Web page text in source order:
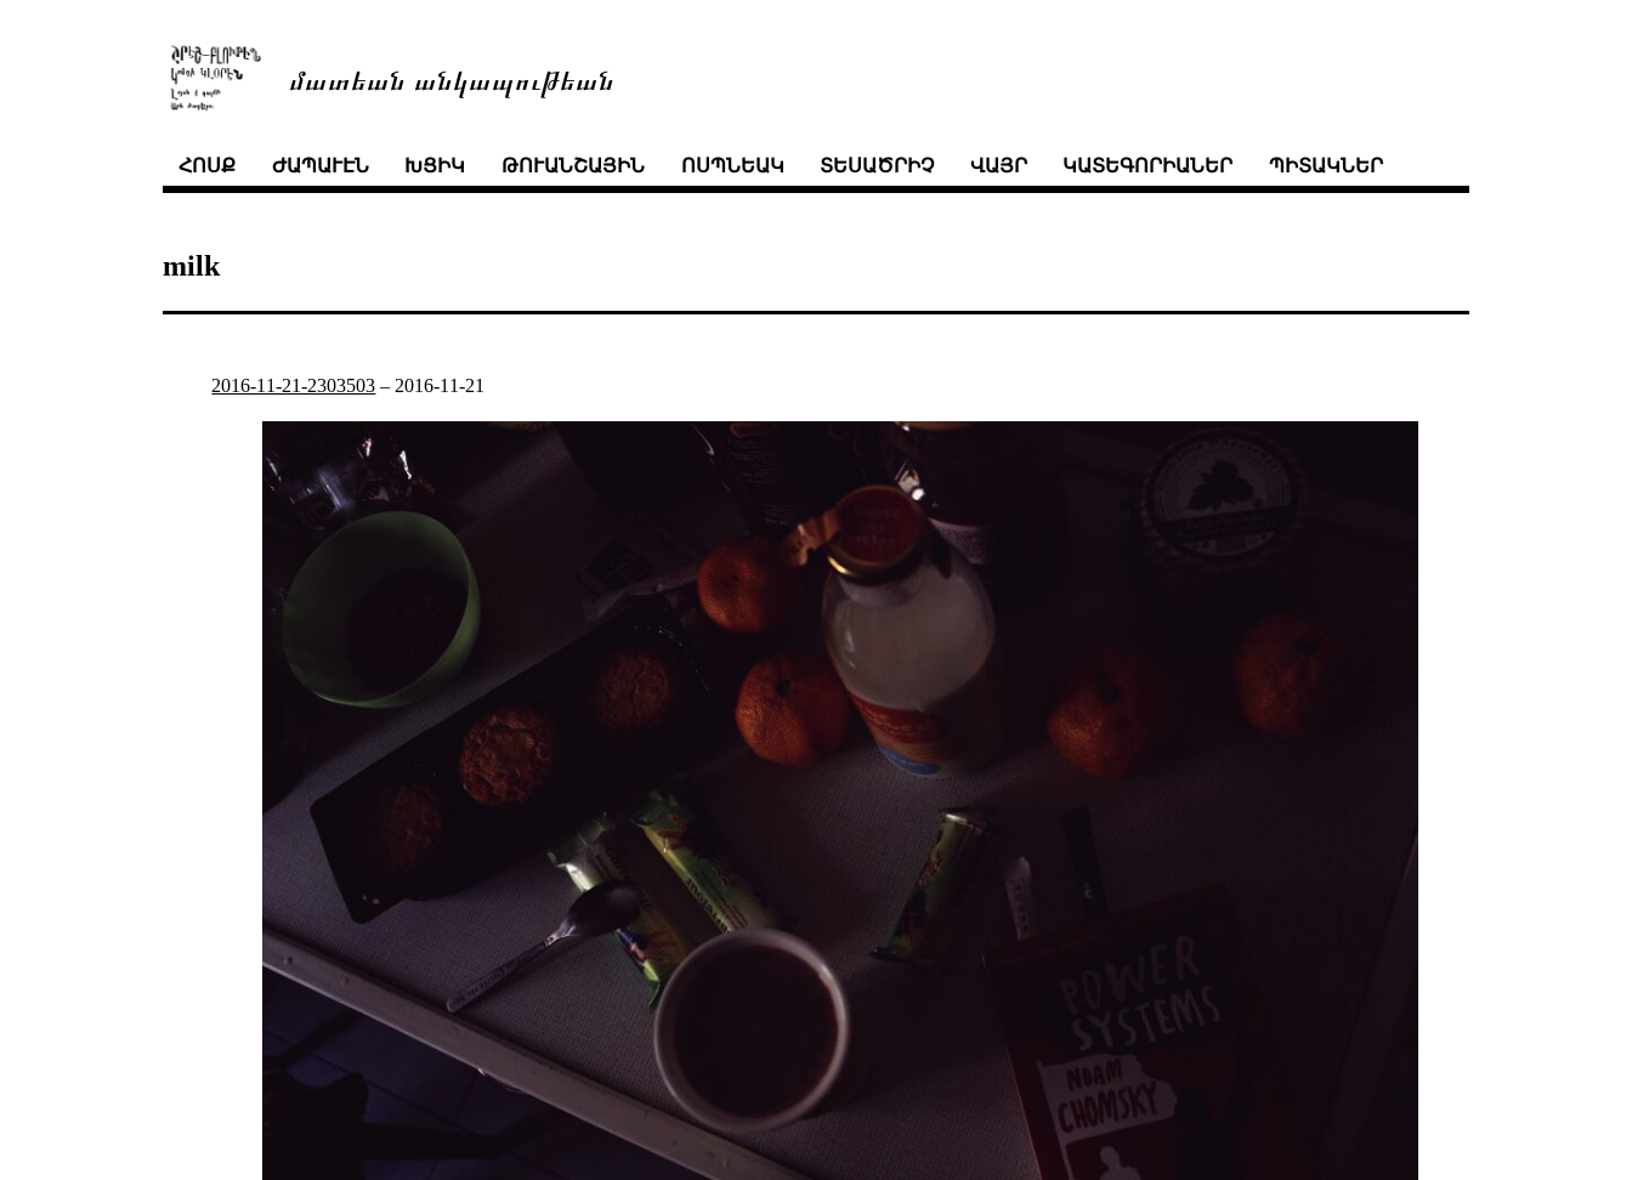
մատեան անկապութեան
ՀՈՍՔ ԺԱՊԱՒԷՆ ԽՑԻԿ ԹՈՒԱՆՇԱՅԻՆ ՈՍՊՆԵԱԿ ՏԵՍԱԾՐԻՉ ՎԱՅՐ ԿԱՏԵԳՈՐԻԱՆԵՐ ՊԻՏԱԿՆԵՐ
milk
2016-11-21-2303503 – 2016-11-21